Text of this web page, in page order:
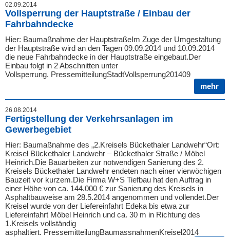
02.09.2014
Vollsperrung der Hauptstraße / Einbau der
Fahrbahndecke
Hier: Baumaßnahme der HauptstraßeIm Zuge der Umgestaltung
der Hauptstraße wird an den Tagen 09.09.2014 und 10.09.2014
die neue Fahrbahndecke in der Hauptstraße eingebaut.Der
Einbau folgt in 2 Abschnitten unter
Vollsperrung. PressemitteilungStadtVollsperrung201409
mehr
26.08.2014
Fertigstellung der Verkehrsanlagen im
Gewerbegebiet
Hier: Baumaßnahme des „2.Kreisels Bückethaler Landwehr“Ort:
Kreisel Bückethaler Landwehr – Bückethaler Straße / Möbel
Heinrich.Die Bauarbeiten zur notwendigen Sanierung des 2.
Kreisels Bückethaler Landwehr endeten nach einer vierwöchigen
Bauzeit vor kurzem.Die Firma W+S Tiefbau hat den Auftrag in
einer Höhe von ca. 144.000 € zur Sanierung des Kreisels in
Asphaltbauweise am 28.5.2014 angenommen und vollendet.Der
Kreisel wurde von der Liefereinfahrt Edeka bis etwa zur
Liefereinfahrt Möbel Heinrich und ca. 30 m in Richtung des
1.Kreisels vollständig
asphaltiert. PressemitteilungBaumassnahmenKreisel2014